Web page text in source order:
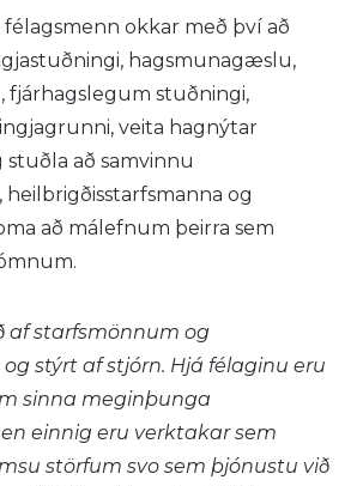
félagsmenn okkar með því að
hagsmunagæslu,
stuðningi,
veita hagnýtar
að samvinnu
heilbrigðisstarfsmanna og
að málefnum þeirra sem
af starfsmönnum og
stýrt af stjórn. Hjá félaginu eru
sinna meginþunga
einnig eru verktakar sem
störfum svo sem þjónustu við